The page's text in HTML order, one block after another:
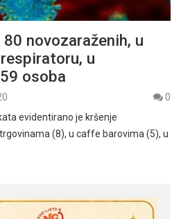
80 novozaraženih, u
u
osoba
0
evidentirano je kršenje
(8), u caffe barovima (5), u